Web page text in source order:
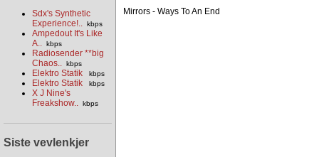
Sdx's Synthetic
Experience!.. kbps
Ampedout It's Like
A.. kbps
Radiosender **big
Chaos.. kbps
Elektro Statik kbps
Elektro Statik kbps
X J Nine's
Freakshow.. kbps
Siste vevlenkjer
Mirrors - Ways To An End